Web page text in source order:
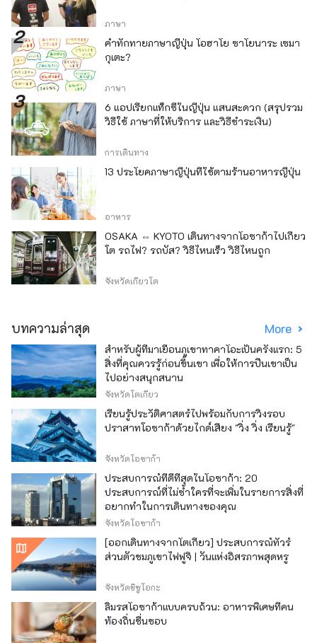
ภาษา
คำทักทายภาษาญี่ปุ่น โอฮาโย ซาโยนาระ เซมา
กุเตะ?
ภาษา
6 แอปเรียกแท็กซี่ในญี่ปุ่น แสนสะดวก (สรุปรวม
วิธีใช้ ภาษาที่ให้บริการ และวิธีชำระเงิน)
การเดินทาง
13 ประโยคภาษาญี่ปุ่นที่ใช้ตามร้านอาหารญี่ปุ่น
อาหาร
OSAKA ⇔ KYOTO เดินทางจากโอซาก้าไปเกียว
โต รถไฟ? รถบัส? วิธีไหนเร็ว วิธีไหนถูก
จังหวัดเกียวโต
บทความล่าสุด More
สำหรับผู้ที่มาเยือนภูเขาทาคาโอะเป็นครั้งแรก: 5
สิ่งที่คุณควรรู้ก่อนขึ้นเขา เพื่อให้การปีนเขาเป็น
ไปอย่างสนุกสนาน
จังหวัดโตเกียว
เรียนรู้ประวัติศาสตร์ไปพร้อมกับการวิ่งรอบ
ปราสาทโอซาก้าด้วยไกด์เสียง "วิ่ง วิ่ง เรียนรู้"
จังหวัดโอซาก้า
ประสบการณ์ที่ดีที่สุดในโอซาก้า: 20
ประสบการณ์ที่ไม่ซ้ำใครที่จะเพิ่มในรายการสิ่งที่
อยากทำในการเดินทางของคุณ
จังหวัดโอซาก้า
[ออกเดินทางจากโตเกียว] ประสบการณ์ทัวร์
ส่วนตัวชมภูเขาไฟฟูจิ | วันแห่งอิสรภาพสุดหรู
จังหวัดชิซูโอกะ
ลิ้มรสโอซาก้าแบบครบถ้วน: อาหารพิเศษที่คน
ท้องถิ่นชื่นชอบ